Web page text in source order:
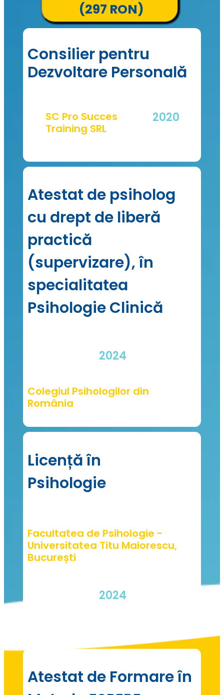
Consilier pentru
Dezvoltare Personală
SC Pro Succes
Training SRL
2020
Atestat de psiholog
cu drept de liberă
practică
(supervizare), în
specialitatea
Psihologie Clinică
Colegiul Psihologilor din
România
2024
Licență în
Psihologie
Facultatea de Psihologie -
Universitatea Titu Maiorescu,
București
2024
(297 RON)
Atestat de Formare în